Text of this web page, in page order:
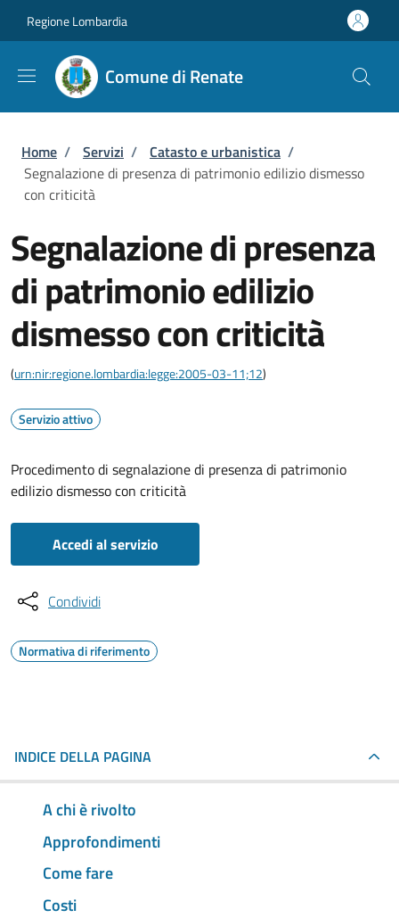
Regione Lombardia
Comune di Renate
Briciole di pane
Home / Servizi / Catasto e urbanistica /
Segnalazione di presenza di patrimonio edilizio dismesso
con criticità
Segnalazione di presenza
di patrimonio edilizio
dismesso con criticità
(urn:nir:regione.lombardia:legge:2005-03-11;12)
Servizio attivo
Procedimento di segnalazione di presenza di patrimonio
edilizio dismesso con criticità
Accedi al servizio
Condividi
Normativa di riferimento
INDICE DELLA PAGINA
A chi è rivolto
Approfondimenti
Come fare
Costi